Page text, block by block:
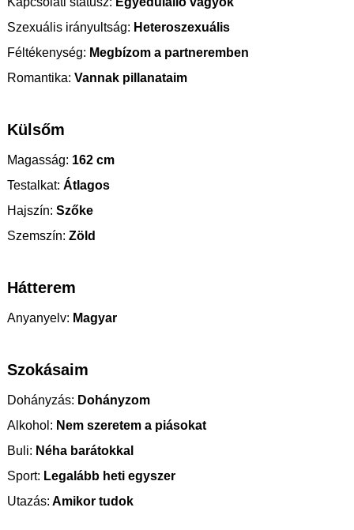
Szexuális irányultság: Heteroszexuális
Féltékenység: Megbízom a partneremben
Romantika: Vannak pillanataim
Külsőm
Magasság: 162 cm
Testalkat: Átlagos
Hajszín: Szőke
Szemszín: Zöld
Hátterem
Anyanyelv: Magyar
Szokásaim
Dohányzás: Dohányzom
Alkohol: Nem szeretem a piásokat
Buli: Néha barátokkal
Sport: Legalább heti egyszer
Utazás: Amikor tudok